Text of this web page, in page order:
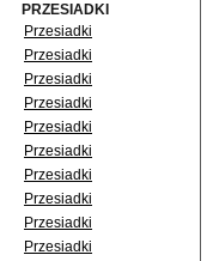
PRZESIADKI
Przesiadki
Przesiadki
Przesiadki
Przesiadki
Przesiadki
Przesiadki
Przesiadki
Przesiadki
Przesiadki
Przesiadki